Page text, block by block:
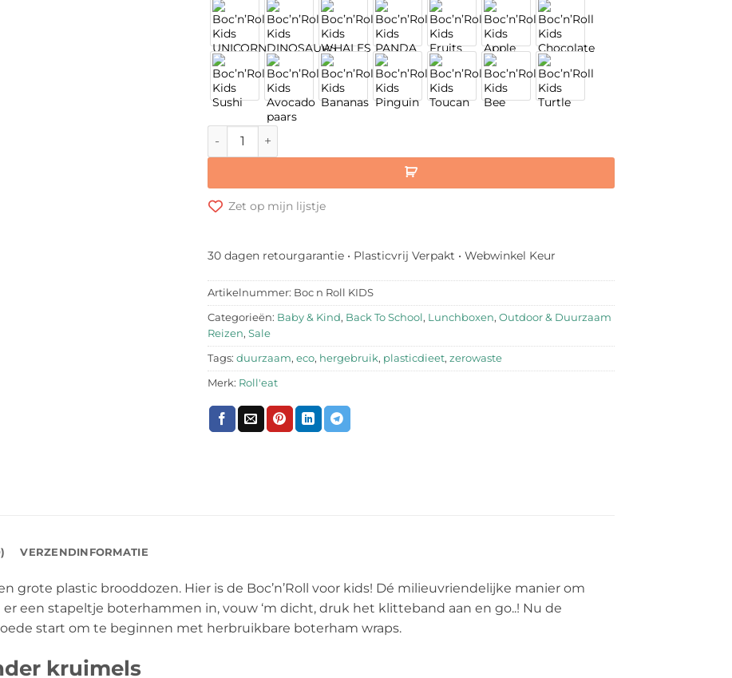
Boc'n'Roll Kids aantal
Zet op mijn lijstje
30 dagen retourgarantie • Plasticvrij Verpakt • Webwinkel Keur
Artikelnummer: Boc n Roll KIDS
Categorieën: Baby & Kind, Back To School, Lunchboxen, Outdoor & Duurzaam
Reizen, Sale
Tags: duurzaam, eco, hergebruik, plasticdieet, zerowaste
Merk: Roll'eat
VERZENDINFORMATIE
grote plastic brooddozen. Hier is de Boc’n’Roll voor kids! Dé milieuvriendelijke manier om
een stapeltje boterhammen in, vouw ‘m dicht, druk het klitteband aan en go..! Nu de
start om te beginnen met herbruikbare boterham wraps.
kruimels